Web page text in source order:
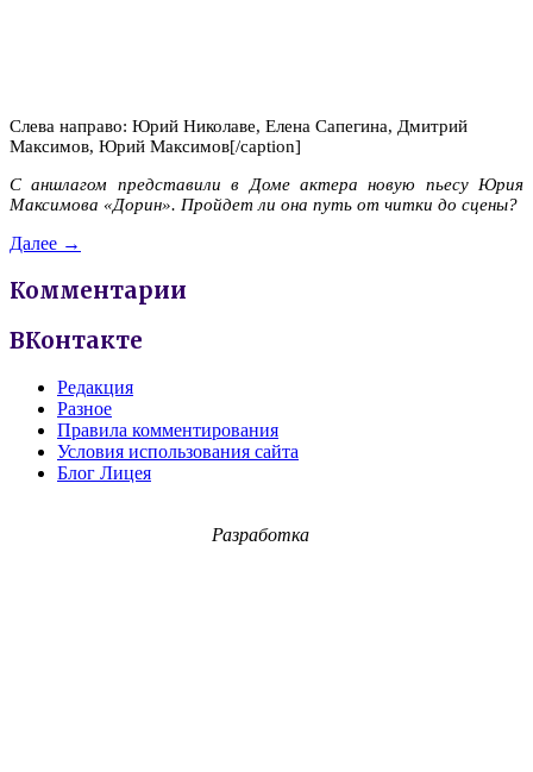
Слева направо: Юрий Николаве, Елена Сапегина, Дмитрий
Максимов, Юрий Максимов[/caption]
С аншлагом представили в Доме актера новую пьесу Юрия
Максимова «Дорин». Пройдет ли она путь от читки до сцены?
Далее →
Комментарии
ВКонтакте
Редакция
Разное
Правила комментирования
Условия использования сайта
Блог Лицея
Разработка